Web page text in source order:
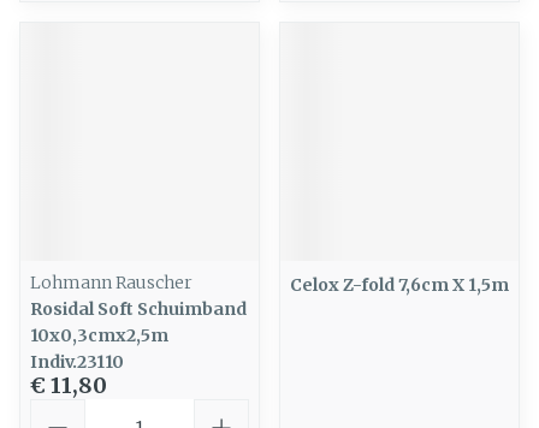
Lohmann Rauscher
Rosidal Soft Schuimband
10x0,3cmx2,5m
Indiv.23110
€ 11,80
Celox Z-fold 7,6cm X 1,5m